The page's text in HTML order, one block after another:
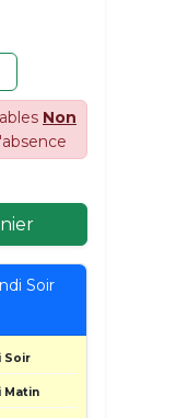
Non
Soir
Soir
Matin